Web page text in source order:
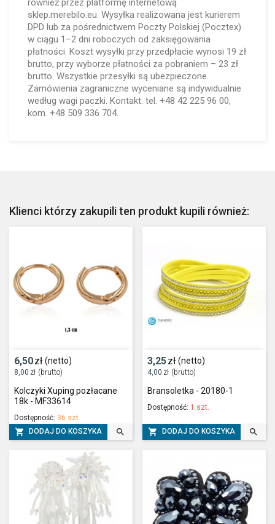
również przez platformę internetową
sklep.merebilo.eu. Wysyłka realizowana jest kurierem
DPD lub za pośrednictwem Poczty Polskiej (Pocztex)
w ciągu 1–2 dni roboczych od zaksięgowania
płatności. Koszt wysyłki przy przedpłacie wynosi 19 zł
brutto, przy wyborze płatności za pobraniem – 23 zł
brutto. Wszystkie przesyłki są ubezpieczone.
Zamówienia zagraniczne wyceniane są indywidualnie
według wagi paczki. Kontakt: tel. +48 42 225 96 00,
kom. +48 509 336 704.
Klienci którzy zakupili ten produkt kupili również:
6,50zł (netto)
8,00 zł (brutto)
Kolczyki Xuping pozłacane
18k - MF33614
Dostępność: 36 szt.
 DODAJ DO KOSZYKA 
3,25zł (netto)
4,00 zł (brutto)
Bransoletka - 20180-1
Dostępność: 1 szt.
 DODAJ DO KOSZYKA 